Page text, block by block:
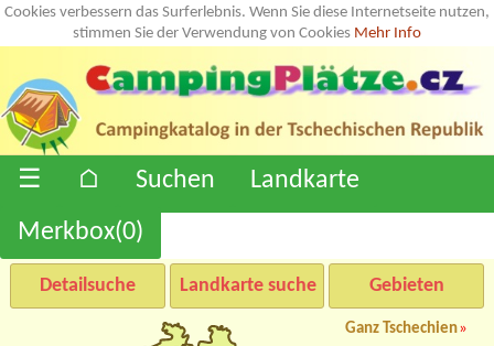
Cookies verbessern das Surferlebnis. Wenn Sie diese Internetseite nutzen,
stimmen Sie der Verwendung von Cookies Mehr Info
☰ ⌂ Suchen
Landkarte
Merkbox(0)
Detailsuche Landkarte suche Gebieten
Ganz Tschechien»